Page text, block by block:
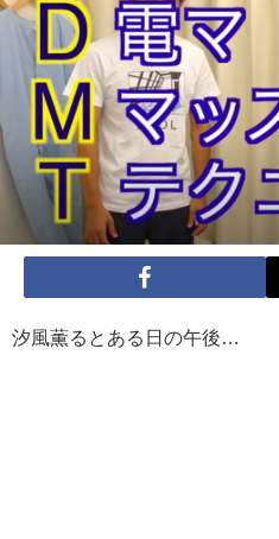
汐風薫るとある日の午後…